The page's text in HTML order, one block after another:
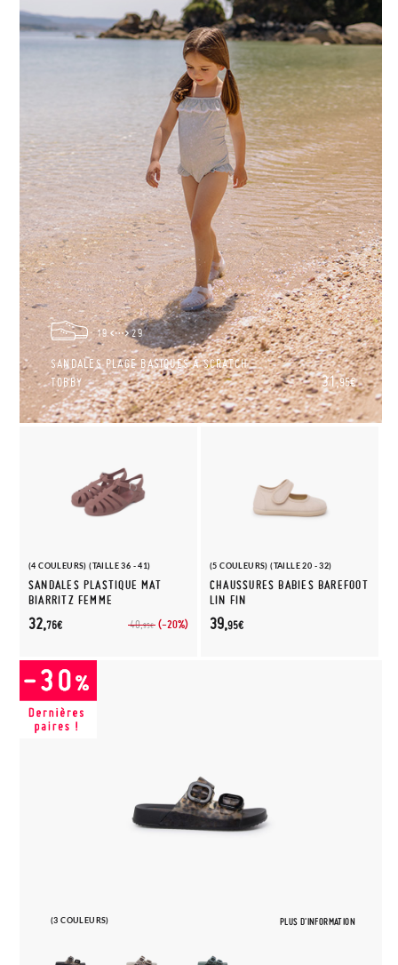
19 29
SANDALES PLAGE BASIQUES À SCRATCH
TOBBY
31,95€
(4 COULEURS) (TAILLE 36 - 41)
SANDALES PLASTIQUE MAT
BIARRITZ FEMME
40,95€ (-20%)
32,76€
(5 COULEURS) (TAILLE 20 - 32)
CHAUSSURES BABIES BAREFOOT
LIN FIN
39,95€
(3 COULEURS) PLUS D'INFORMATION